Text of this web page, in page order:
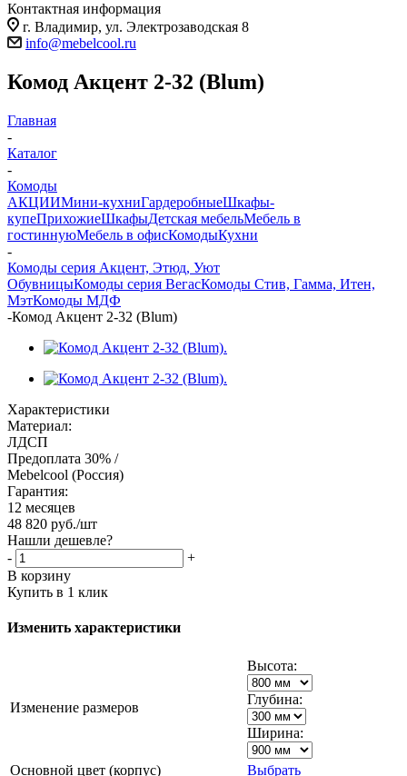
Контактная информация
г. Владимир, ул. Электрозаводская 8
info@mebelcool.ru
Комод Акцент 2-32 (Blum)
Главная
-
Каталог
-
Комоды
АКЦИИМини-кухниГардеробныеШкафы-
купеПрихожиеШкафыДетская мебельМебель в
гостиннуюМебель в офисКомодыКухни
-
Комоды серия Акцент, Этюд, Уют
ОбувницыКомоды серия ВегасКомоды Стив, Гамма, Итен,
МэтКомоды МДФ
-Комод Акцент 2-32 (Blum)
Характеристики
Материал:
ЛДСП
Предоплата 30% /
Mebelcool (Россия)
Гарантия:
12 месяцев
48 820 руб./шт
Нашли дешевле?
-
+
В корзину
Купить в 1 клик
Изменить характеристики
Изменение размеров
Высота:
Глубина:
Ширина:
Основной цвет (корпус) Выбрать